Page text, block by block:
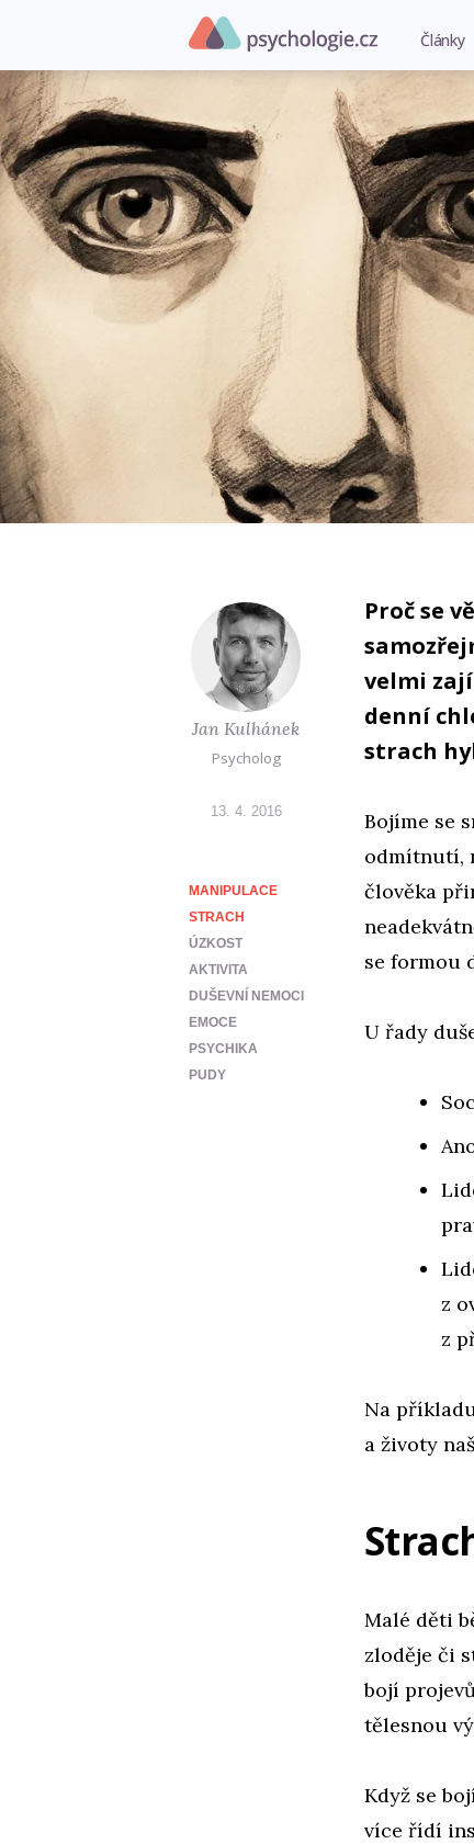
Články
Jan Kulhánek
Psycholog
13. 4. 2016
MANIPULACE
STRACH
ÚZKOST
AKTIVITA
DUŠEVNÍ NEMOCI
EMOCE
PSYCHIKA
PUDY
Proč se
velmi
denní
strach
Bojíme se
odmítnutí,
člověka
se formou
U řady
z
z
Na
a životy
Malé děti
zloděje či
bojí
tělesnou
Když se
více řídí